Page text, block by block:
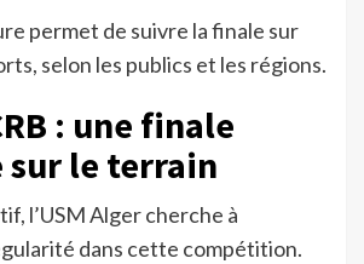
permet de suivre la finale sur
selon les publics et les régions.
: une finale
sur le terrain
l’USM Alger cherche à
dans cette compétition.